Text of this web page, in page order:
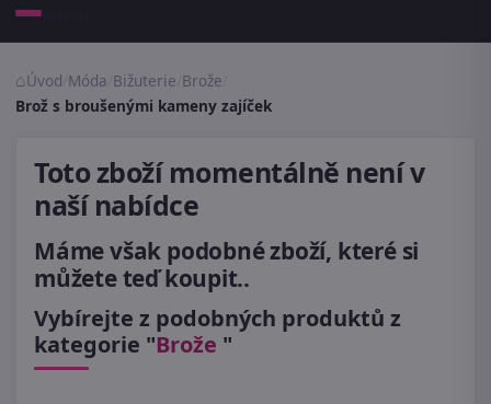
Úvod Móda Bižuterie Brože
Brož s broušenými kameny zajíček
Toto zboží momentálně není v
naší nabídce
Máme však podobné zboží, které si
můžete teď koupit..
Vybírejte z podobných produktů z
kategorie "Brože "